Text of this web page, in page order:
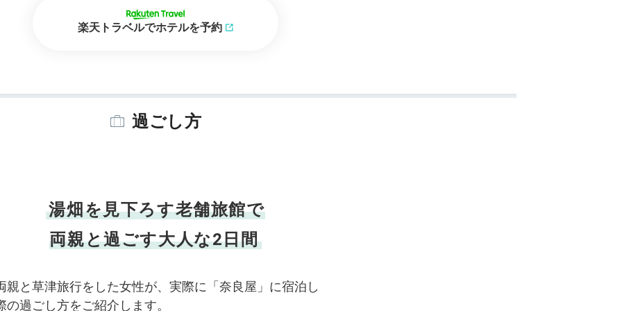
楽天トラベルでホテルを予約
過ごし方
湯畑を見下ろす老舗旅館で
両親と過ごす大人な2日間
親と草津旅行をした女性が、実際に「奈良屋」に宿泊し
の過ごし方をご紹介します。